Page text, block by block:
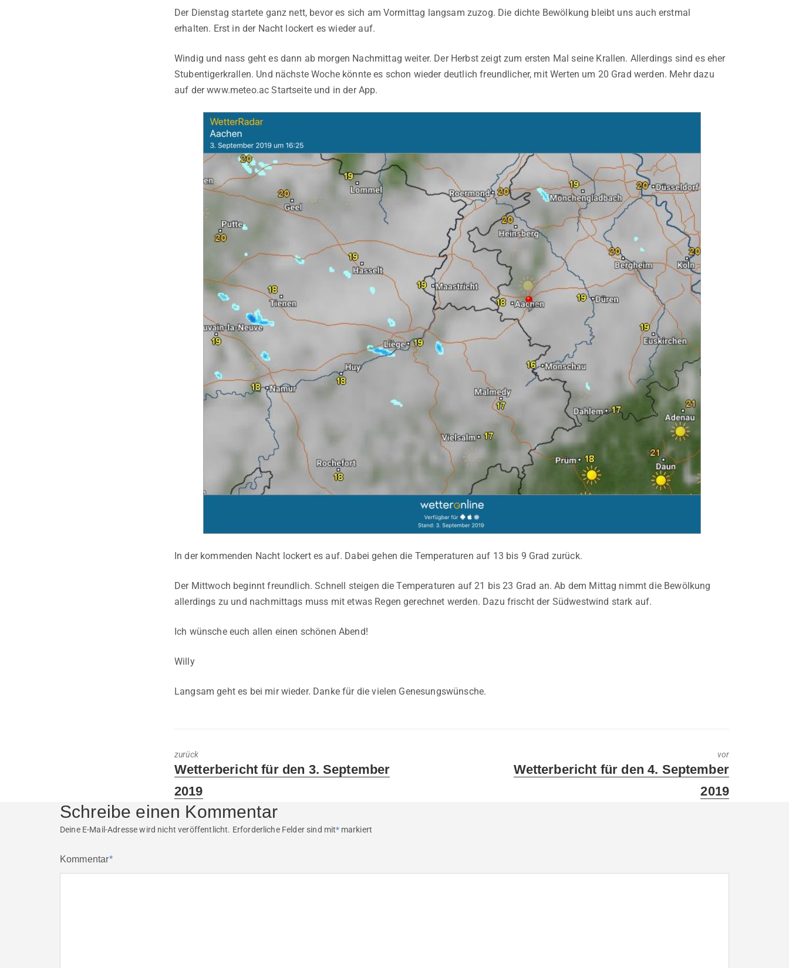
Der Dienstag startete ganz nett, bevor es sich am Vormittag langsam zuzog. Die dichte Bewölkung bleibt uns auch erstmal
erhalten. Erst in der Nacht lockert es wieder auf.
Windig und nass geht es dann ab morgen Nachmittag weiter. Der Herbst zeigt zum ersten Mal seine Krallen. Allerdings sind es eher
Stubentigerkrallen. Und nächste Woche könnte es schon wieder deutlich freundlicher, mit Werten um 20 Grad werden. Mehr dazu
auf der www.meteo.ac Startseite und in der App.
In der kommenden Nacht lockert es auf. Dabei gehen die Temperaturen auf 13 bis 9 Grad zurück.
Der Mittwoch beginnt freundlich. Schnell steigen die Temperaturen auf 21 bis 23 Grad an. Ab dem Mittag nimmt die Bewölkung
allerdings zu und nachmittags muss mit etwas Regen gerechnet werden. Dazu frischt der Südwestwind stark auf.
Ich wünsche euch allen einen schönen Abend!
Willy
Langsam geht es bei mir wieder. Danke für die vielen Genesungswünsche.
zurück
Previous
Wetterbericht für den 3. September
2019
vor
Next
Wetterbericht für den 4. September
2019
Schreibe einen Kommentar
Deine E-Mail-Adresse wird nicht veröffentlicht. Erforderliche Felder sind mit*markiert
Kommentar*